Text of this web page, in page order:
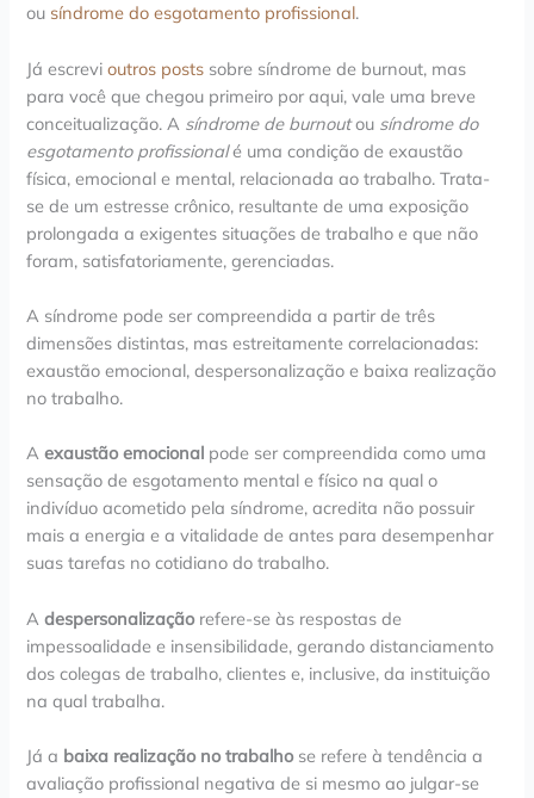
ou síndrome do esgotamento profissional.
Já escrevioutros posts sobre síndrome de burnout, mas
para você que chegou primeiro por aqui, vale uma breve
conceitualização. A síndrome de burnoutou síndrome do
esgotamento profissionalé uma condição de exaustão
física, emocional e mental, relacionada ao trabalho. Trata-
se de um estresse crônico, resultante de uma exposição
prolongada a exigentes situações de trabalho e que não
foram, satisfatoriamente, gerenciadas.
A síndrome pode ser compreendida a partir de três
dimensões distintas, mas estreitamente correlacionadas:
exaustão emocional, despersonalização e baixa realização
no trabalho.
Aexaustão emocional pode ser compreendida como uma
sensação de esgotamento mental e físico na qual o
indivíduo acometido pela síndrome, acredita não possuir
mais a energia e a vitalidade de antes para desempenhar
suas tarefas no cotidiano do trabalho.
Adespersonalizaçãorefere-se às respostas de
impessoalidade e insensibilidade, gerando distanciamento
dos colegas de trabalho, clientes e, inclusive, da instituição
na qual trabalha.
Já a baixa realização no trabalhose refere à tendência a
avaliação profissional negativa de si mesmo ao julgar-se